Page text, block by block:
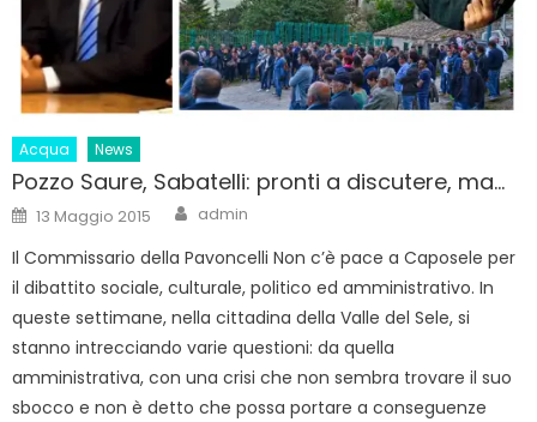
Acqua News
Pozzo Saure, Sabatelli: pronti a discutere, ma…
Posted
on
13 Maggio 2015 Author
admin
Il Commissario della Pavoncelli Non c’è pace a Caposele per
il dibattito sociale, culturale, politico ed amministrativo. In
queste settimane, nella cittadina della Valle del Sele, si
stanno intrecciando varie questioni: da quella
amministrativa, con una crisi che non sembra trovare il suo
sbocco e non è detto che possa portare a conseguenze